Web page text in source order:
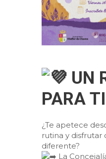
UN
PARA TI
¿Te apetece
rutina y disfrutar
diferente?
La